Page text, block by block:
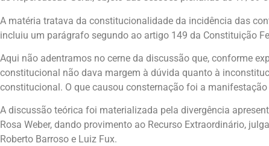
A matéria tratava da constitucionalidade da incidência das
incluiu um parágrafo segundo ao artigo 149 da Constituição
Aqui não adentramos no cerne da discussão que, conforme
constitucional não dava margem à dúvida quanto à
constitucional. O que causou consternação foi a
A discussão teórica foi materializada pela divergência
Rosa Weber, dando provimento ao Recurso Extraordinário,
Roberto Barroso e Luiz Fux.